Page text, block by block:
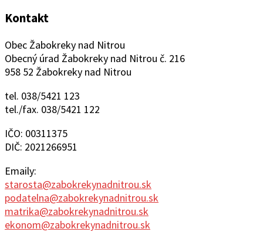
Kontakt
Obec Žabokreky nad Nitrou
Obecný úrad Žabokreky nad Nitrou č. 216
958 52 Žabokreky nad Nitrou
tel. 038/5421 123
tel./fax. 038/5421 122
IČO: 00311375
DIČ: 2021266951
Emaily:
starosta@zabokrekynadnitrou.sk
podatelna@zabokrekynadnitrou.sk
matrika@zabokrekynadnitrou.sk
ekonom@zabokrekynadnitrou.sk